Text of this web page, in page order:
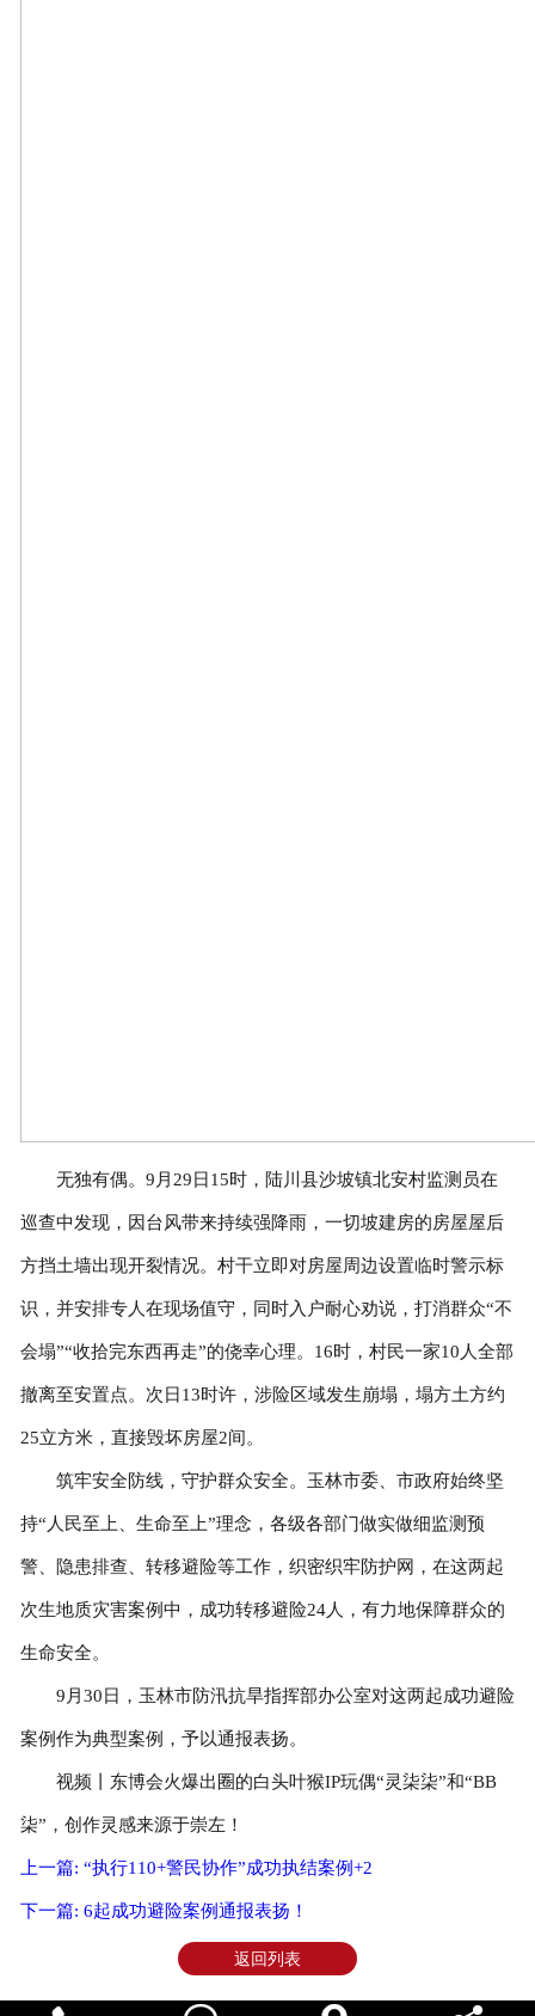
无独有偶。9月29日15时，陆川县沙坡镇北安村监测员在
巡查中发现，因台风带来持续强降雨，一切坡建房的房屋屋后
方挡土墙出现开裂情况。村干立即对房屋周边设置临时警示标
识，并安排专人在现场值守，同时入户耐心劝说，打消群众“不
会塌”“收拾完东西再走”的侥幸心理。16时，村民一家10人全部
撤离至安置点。次日13时许，涉险区域发生崩塌，塌方土方约
25立方米，直接毁坏房屋2间。
筑牢安全防线，守护群众安全。玉林市委、市政府始终坚
持“人民至上、生命至上”理念，各级各部门做实做细监测预
警、隐患排查、转移避险等工作，织密织牢防护网，在这两起
次生地质灾害案例中，成功转移避险24人，有力地保障群众的
生命安全。
9月30日，玉林市防汛抗旱指挥部办公室对这两起成功避险
案例作为典型案例，予以通报表扬。
视频丨东博会火爆出圈的白头叶猴IP玩偶“灵柒柒”和“BB
柒”，创作灵感来源于崇左！
上一篇: “执行110+警民协作”成功执结案例+2
下一篇: 6起成功避险案例通报表扬！
返回列表